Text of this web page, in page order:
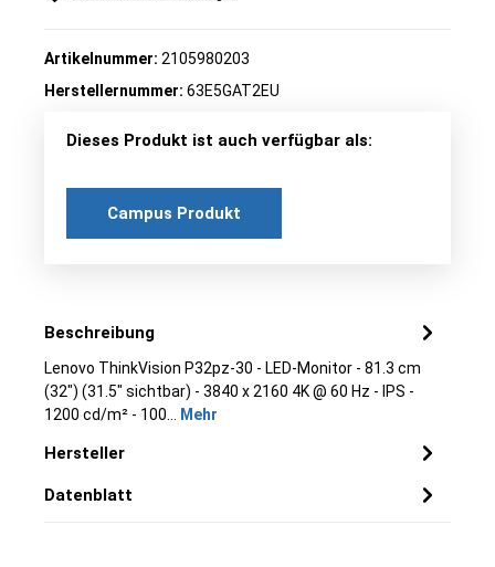
Artikelnummer: 2105980203
Herstellernummer: 63E5GAT2EU
Dieses Produkt ist auch verfügbar als:
Campus Produkt
Beschreibung
Lenovo ThinkVision P32pz-30 - LED-Monitor - 81.3 cm
(32") (31.5" sichtbar) - 3840 x 2160 4K @ 60 Hz - IPS -
1200 cd/m² - 100… Mehr
Hersteller
Datenblatt